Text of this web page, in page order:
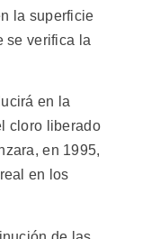
la superficie
se verifica la
en la
cloro liberado
en 1995,
en los